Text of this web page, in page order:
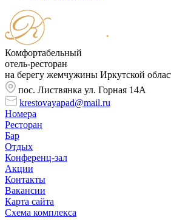
Комфортабельный
отель-ресторан
на берегу жемчужины Иркутской
пос. Листвянка ул. Горная 14А
krestovayapad@mail.ru
Номера
Ресторан
Бар
Отдых
Конференц-зал
Акции
Контакты
Вакансии
Карта сайта
Cхема комплекса